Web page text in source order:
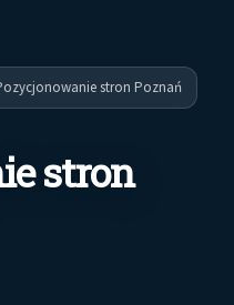
stron Poznań
stron